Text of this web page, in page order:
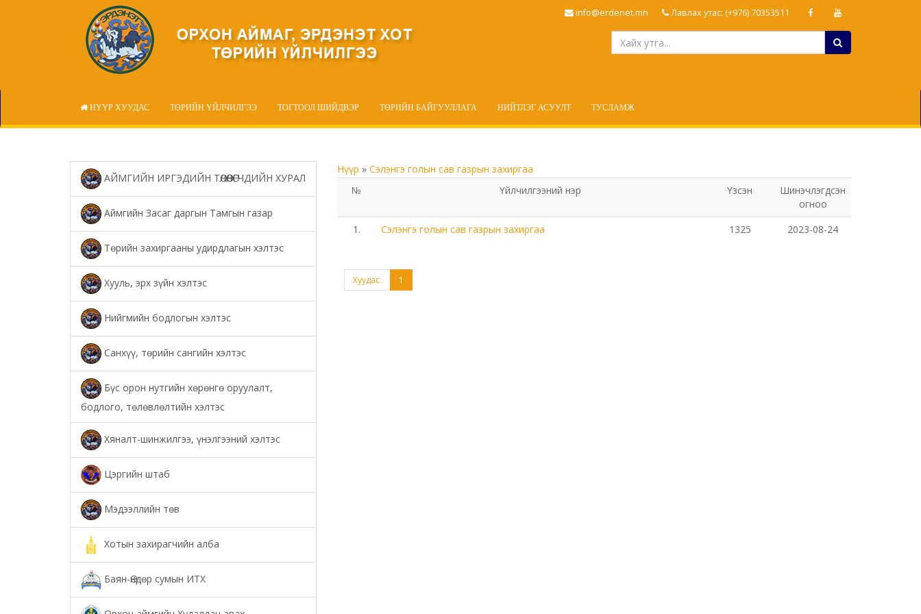
info@erdenet.mn Лавлах утас: (+976) 70353511
НҮҮР ХУУДАС ТӨРИЙН ҮЙЛЧИЛГЭЭ ТОГТООЛ ШИЙДВЭР ТӨРИЙН БАЙГУУЛЛАГА НИЙТЛЭГ АСУУЛТ ТУСЛАМЖ
АЙМГИЙН ИРГЭДИЙН ТӨЛӨӨЛӨГЧДИЙН ХУРАЛ
Аймгийн Засаг даргын Тамгын газар
Төрийн захиргааны удирдлагын хэлтэс
Хууль, эрх зүйн хэлтэс
Нийгмийн бодлогын хэлтэс
Санхүү, төрийн сангийн хэлтэс
Бүс орон нутгийн хөрөнгө оруулалт,
бодлого, төлөвлөлтийн хэлтэс
Хяналт-шинжилгээ, үнэлгээний хэлтэс
Цэргийн штаб
Мэдээллийн төв
Хотын захирагчийн алба
Баян-Өндөр сумын ИТХ
Нүүр » Сэлэнгэ голын сав газрын захиргаа
№
Үйлчилгээний нэр Үзсэн
Шинэчлэгдсэн
огноо
1.
Сэлэнгэ голын сав газрын захиргаа 1325 2023-08-24
Хуудас: 1